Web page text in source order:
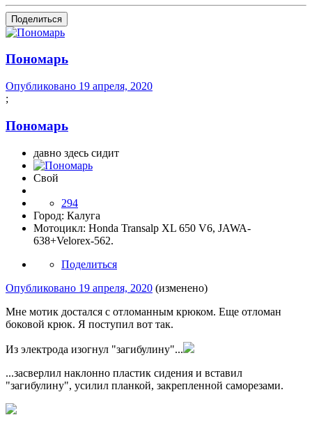
Поделиться
Пономарь
Опубликовано 19 апреля, 2020
;
Пономарь
давно здесь сидит
Свой
294
Город: Калуга
Мотоцикл: Honda Transalp XL 650 V6, JAWA-
638+Velorex-562.
Поделиться
Опубликовано 19 апреля, 2020 (изменено)
Мне мотик достался с отломанным крюком. Еще отломан
боковой крюк. Я поступил вот так.
Из электрода изогнул "загибулину"...
...засверлил наклонно пластик сидения и вставил
"загибулину", усилил планкой, закрепленной саморезами.